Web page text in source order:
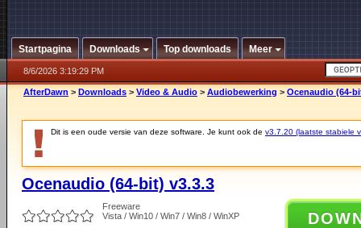
Startpagina Downloads Top downloads Meer
8/6/2026 3:19:29 PM
AfterDawn > Downloads > Video & Audio > Audiobewerking > Ocenaudio (64-
Dit is een oude versie van deze software. Je kunt ook de v3.7.20 (laatste stabiele
Ocenaudio (64-bit) v3.3.3
Freeware
Vista / Win10 / Win7 / Win8 / WinXP